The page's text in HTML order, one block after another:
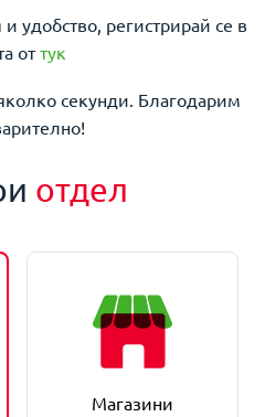
удобство, регистрирай се в
оттук
секунди. Благодарим
отдел
Магазини